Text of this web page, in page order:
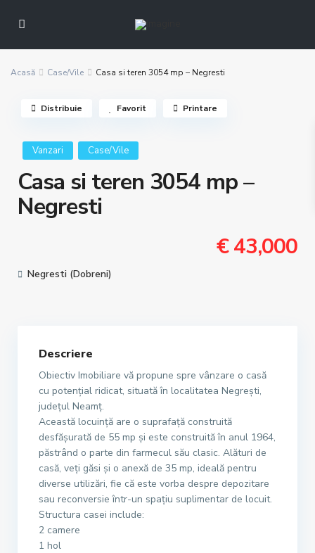
Acasă Case/Vile Casa si teren 3054 mp – Negresti
Vanzari Case/Vile
Casa si teren 3054 mp –
Negresti
€ 43,000
Negresti (Dobreni)
Distribuie Favorit Printare
Descriere
Obiectiv Imobiliare vă propune spre vânzare o casă
cu potențial ridicat, situată în localitatea Negrești,
județul Neamț.
Această locuință are o suprafață construită
desfășurată de 55 mp și este construită în anul 1964,
păstrând o parte din farmecul său clasic. Alături de
casă, veți găsi și o anexă de 35 mp, ideală pentru
diverse utilizări, fie că este vorba despre depozitare
sau reconversie într-un spațiu suplimentar de locuit.
Structura casei include:
2 camere
1 hol